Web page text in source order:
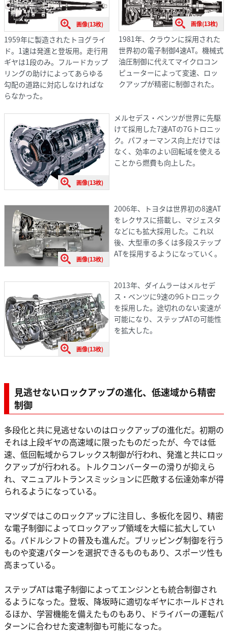
画像(13枚)
1959年に製造されたトヨグライ
ド。1速は発進と登坂用。走行用
ギヤは1段のみ。フルードカップ
リングの助けによってあらゆる
勾配の道路に対応しなければな
らなかった。
画像(13枚)
1981年、クラウンに採用された
世界初の電子制御4速AT。機械式
油圧制御に代えてマイクロコン
ピューターによって変速、ロッ
クアップが精密に制御された。
画像(13枚)
メルセデス・ベンツが世界に先駆
けて採用した7速ATの7Gトロニッ
ク。パフォーマンス向上だけでは
なく、効率のよい回転域を使える
ことから燃費も向上した。
画像(13枚)
2006年、トヨタは世界初の8速AT
をレクサスに搭載し、マジェスタ
などにも拡大採用した。これ以
後、大型車の多くは多段ステップ
ATを採用するようになっていく。
画像(13枚)
2013年、ダイムラーはメルセデ
ス・ベンツに9速の9Gトロニック
を採用した。途切れのない変速が
可能になり、ステップATの可能性
を拡大した。
見逃せないロックアップの進化、低速域から精密
制御
多段化と共に見逃せないのはロックアップの進化だ。初期の
それは上段ギヤの高速域に限ったものだったが、今では低
速、低回転域からフレックス制御が行われ、発進と共にロッ
クアップが行われる。トルクコンバーターの滑りが抑えら
れ、マニュアルトランスミッションに匹敵する伝達効率が得
られるようになっている。
マツダではこのロックアップに注目し、多板化を図り、精密
な電子制御によってロックアップ領域を大幅に拡大してい
る。パドルシフトの普及も進んだ。ブリッピング制御を行う
ものや変速パターンを選択できるものもあり、スポーツ性も
高まっている。
ステップATは電子制御によってエンジンとも統合制御され
るようになった。登坂、降坂時に適切なギヤにホールドされ
るほか、学習機能を備えたものもあり、ドライバーの運転パ
ターンに合わせた変速制御も可能になった。